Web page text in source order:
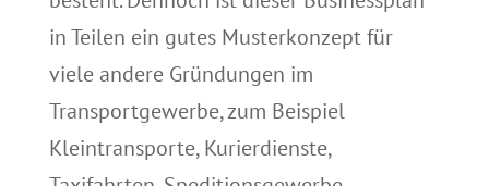
in Teilen ein gutes Musterkonzept für
viele andere Gründungen im
Transportgewerbe, zum Beispiel
Kleintransporte, Kurierdienste,